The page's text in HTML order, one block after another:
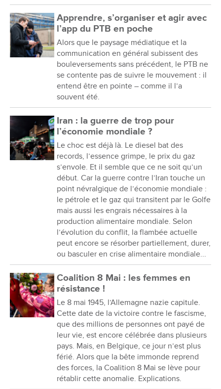
Apprendre, s’organiser et agir avec
l’app du PTB en poche
Alors que le paysage médiatique et la
communication en général subissent des
bouleversements sans précédent, le PTB ne
se contente pas de suivre le mouvement : il
entend être en pointe – comme il l’a
souvent été.
Iran : la guerre de trop pour
l’économie mondiale ?
Le choc est déjà là. Le diesel bat des
records, l’essence grimpe, le prix du gaz
s’envole. Et il semble que ce ne soit qu’un
début. Car la guerre contre l’Iran touche un
point névralgique de l’économie mondiale :
le pétrole et le gaz qui transitent par le Golfe
mais aussi les engrais nécessaires à la
production alimentaire mondiale. Selon
l’évolution du conflit, la flambée actuelle
peut encore se résorber partiellement, durer,
ou basculer en crise alimentaire mondiale...
Coalition 8 Mai : les femmes en
résistance !
Le 8 mai 1945, l’Allemagne nazie capitule.
Cette date de la victoire contre le fascisme,
que des millions de personnes ont payé de
leur vie, est encore célébrée dans plusieurs
pays. Mais, en Belgique, ce jour n’est plus
férié. Alors que la bête immonde reprend
des forces, la Coalition 8 Mai se lève pour
rétablir cette anomalie. Explications.